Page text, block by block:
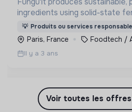
ingredients using solid-state
upcycled byproduct from the
💡 Produits ou services
Paris, France Foodtech /
Il y a 3 ans
Voir toutes les offres